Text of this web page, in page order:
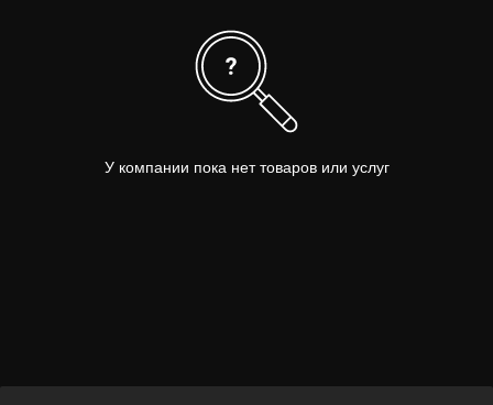
У компании пока нет товаров или услуг